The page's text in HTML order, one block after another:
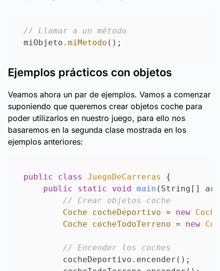
// Llamar a un método
miObjeto .miMetodo
Ejemplos prácticos con objetos
Veamos ahora un par de ejemplos. Vamos a comenzar
suponiendo que queremos crear objetos coche para
poder utilizarlos en nuestro juego, para ello nos
basaremos en la segunda clase mostrada en los
ejemplos anteriores:
public class JuegoDeCarreras
{
public
static void main (String[]
// Crear objetos coche
Coche
cocheDeportivo = new Coche
Coche
cocheTodoTerreno = new
// Encender los coches
        cocheDeportivo.encender();